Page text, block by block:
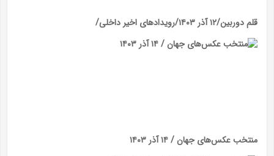
قلم دوربین/۱۲ آذر ۱۴۰۳/رویداد‌های اخیر داخلی/
منتخب عکس‌های جهان / ۱۴ آذر ۱۴۰۳